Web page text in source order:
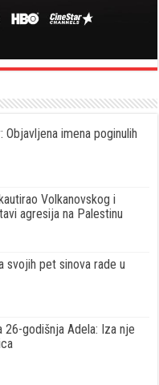
Objavljena imena poginulih
Volkanovskog i
agresija na Palestinu
svojih pet sinova rade u
26-godišnja Adela: Iza nje